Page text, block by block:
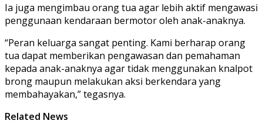
Ia juga mengimbau orang tua agar lebih aktif mengawasi
penggunaan kendaraan bermotor oleh anak-anaknya.
“Peran keluarga sangat penting. Kami berharap orang
tua dapat memberikan pengawasan dan pemahaman
kepada anak-anaknya agar tidak menggunakan knalpot
brong maupun melakukan aksi berkendara yang
membahayakan,” tegasnya.
Related News